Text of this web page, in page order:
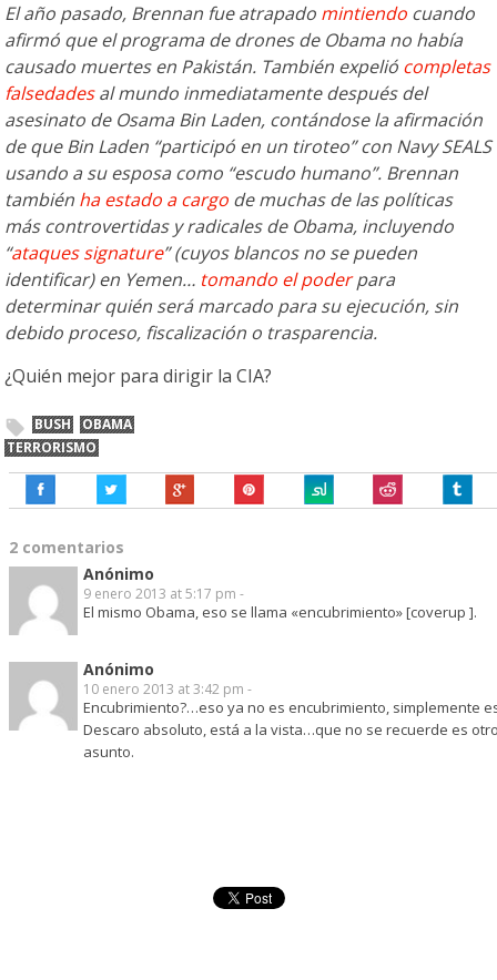
El año pasado, Brennan fue atrapado mintiendo cuando
afirmó que el programa de drones de Obama no había
causado muertes en Pakistán. También expelió completas
falsedadesal mundo inmediatamente después del
asesinato de Osama Bin Laden, contándose la afirmación
de que Bin Laden “participó en un tiroteo” con Navy SEALS
usando a su esposa como “escudo humano”. Brennan
también ha estado a cargo de muchas de las políticas
más controvertidas y radicales de Obama, incluyendo
“ataques signature” (cuyos blancos no se pueden
identificar) en Yemen… tomando el poderpara
determinar quién será marcado para su ejecución, sin
debido proceso, fiscalización o trasparencia.
¿Quién mejor para dirigir la CIA?
BUSH OBAMA
TERRORISMO
2 comentarios
Anónimo
9 enero 2013 at 5:17 pm -
El mismo Obama, eso se llama «encubrimiento» [coverup ].
Anónimo
10 enero 2013 at 3:42 pm -
Encubrimiento?…eso ya no es encubrimiento, simplemente
Descaro absoluto, está a la vista…que no se recuerde es
asunto.